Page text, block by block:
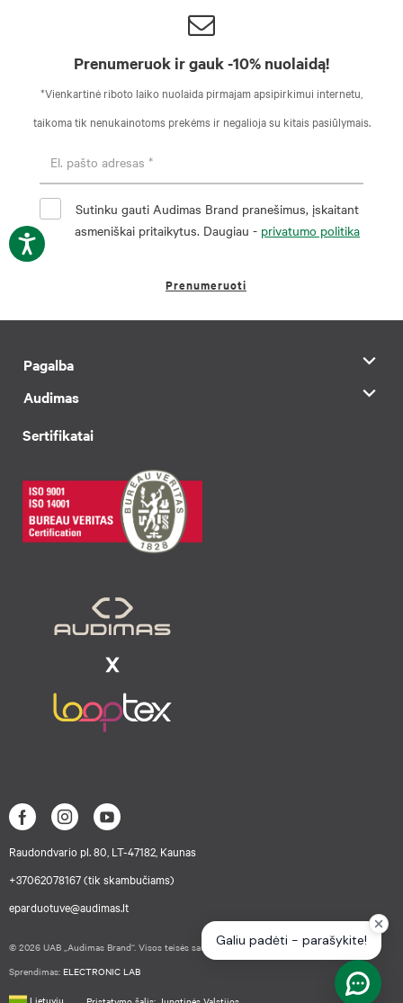
Prenumeruok ir gauk -10% nuolaidą!
*Vienkartinė riboto laiko nuolaida pirmajam apsipirkimui internetu,
taikoma tik nenukainotoms prekėms ir negalioja su kitais pasiūlymais.
Sutinku gauti Audimas Brand pranešimus, įskaitant
asmeniškai pritaikytus. Daugiau - privatumo politika
Prenumeruoti
Pagalba
Audimas
Sertifikatai
Raudondvario pl. 80, LT-47182, Kaunas
+37062078167 (tik skambučiams)
eparduotuve@audimas.lt
© 2026 UAB „Audimas Brand“. Visos teisės saugomos.
Sprendimas: ELECTRONIC LAB
Lietuvių